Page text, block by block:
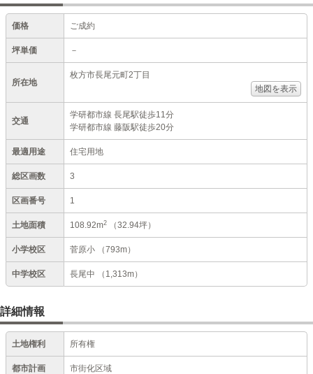
価格 ご成約
坪単価 －
所在地
枚方市長尾元町2丁目
地図を表示
交通
学研都市線 長尾駅徒歩11分
学研都市線 藤阪駅徒歩20分
最適用途 住宅用地
総区画数 3
区画番号 1
土地面積 108.92m2 （32.94坪）
小学校区 菅原小 （793m）
中学校区 長尾中 （1,313m）
詳細情報
土地権利 所有権
都市計画 市街化区域